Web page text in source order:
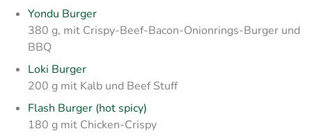
Yondu Burger
380 g, mit Crispy-Beef-Bacon-Onionrings-Burger und
BBQ
Loki Burger
200 g mit Kalb und Beef Stuff
Flash Burger (hot spicy)
180 g mit Chicken-Crispy